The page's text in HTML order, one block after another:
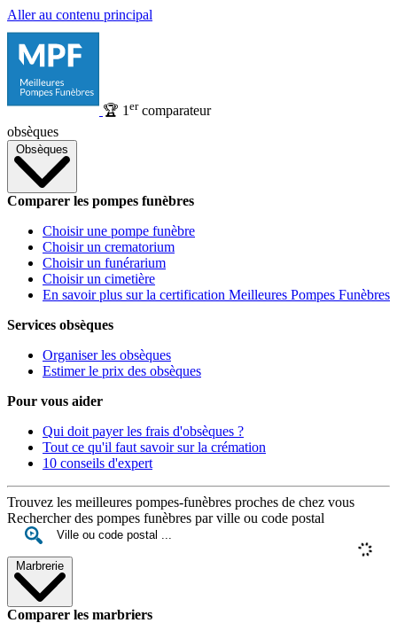
Aller au contenu principal
🏆 1 ercomparateur
obsèques
Obsèques
Comparer les pompes funèbres
Choisir une pompe funèbre
Choisir un crematorium
Choisir un funérarium
Choisir un cimetière
En savoir plus sur la certification Meilleures Pompes Funèbres
Services obsèques
Organiser les obsèques
Estimer le prix des obsèques
Pour vous aider
Qui doit payer les frais d'obsèques ?
Tout ce qu'il faut savoir sur la crémation
10 conseils d'expert
Trouvez les meilleures pompes-funèbres proches de chez vous
Rechercher des pompes funèbres par ville ou code postal
Marbrerie
Comparer les marbriers